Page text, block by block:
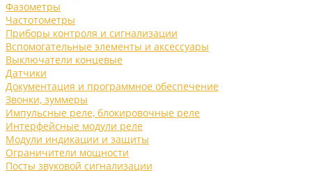
Фазометры
Частотометры
Приборы контроля и сигнализации
Вспомогательные элементы и аксессуары
Выключатели концевые
Датчики
Документация и программное обеспечение
Звонки, зуммеры
Импульсные реле, блокировочные реле
Интерфейсные модули реле
Модули индикации и защиты
Ограничители мощности
Посты звуковой сигнализации